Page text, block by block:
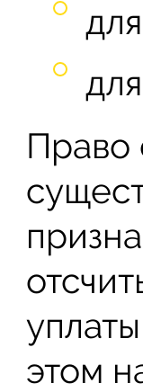
Право
этом